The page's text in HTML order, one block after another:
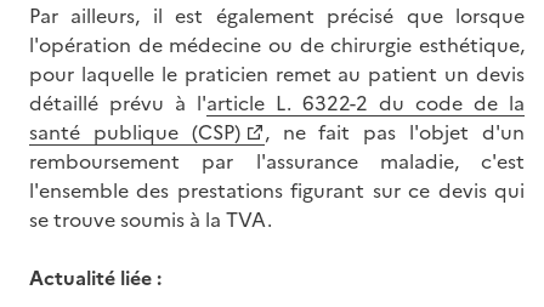
Par ailleurs, il est également précisé que lorsque
l'opération de médecine ou de chirurgie esthétique,
pour laquelle le praticien remet au patient un devis
détaillé prévu à l'article L. 6322-2 du code de la
santé publique (CSP)
, ne fait pas l'objet d'un
remboursement par l'assurance maladie, c'est
l'ensemble des prestations figurant sur ce devis qui
se trouve soumis à la TVA.
Actualité liée :